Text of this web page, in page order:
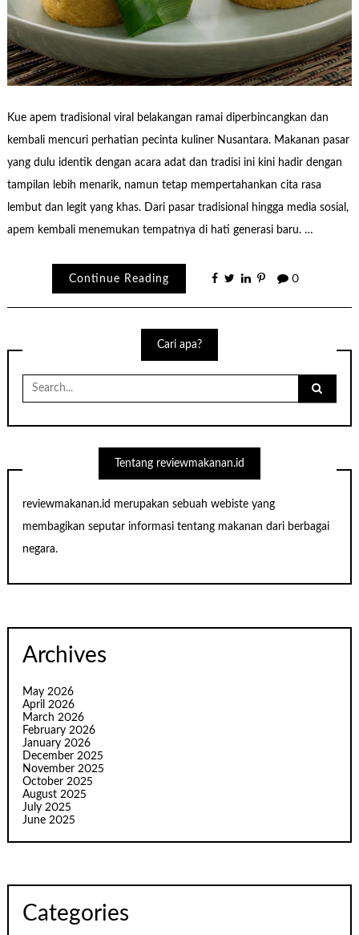
Kue apem tradisional viral belakangan ramai diperbincangkan dan
kembali mencuri perhatian pecinta kuliner Nusantara. Makanan pasar
yang dulu identik dengan acara adat dan tradisi ini kini hadir dengan
tampilan lebih menarik, namun tetap mempertahankan cita rasa
lembut dan legit yang khas. Dari pasar tradisional hingga media sosial,
apem kembali menemukan tempatnya di hati generasi baru. …
Continue Reading 0
Cari apa?
Search
for:
Tentang reviewmakanan.id
reviewmakanan.id merupakan sebuah webiste yang
membagikan seputar informasi tentang makanan dari berbagai
negara.
Archives
May 2026
April 2026
March 2026
February 2026
January 2026
December 2025
November 2025
October 2025
August 2025
July 2025
June 2025
Categories